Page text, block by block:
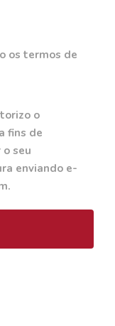
os termos de
o
fins de
seu
enviando e-